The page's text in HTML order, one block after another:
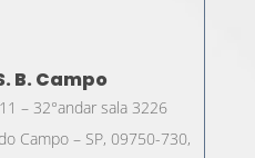
B. Campo
– 32°andar sala 3226
Campo – SP, 09750-730,